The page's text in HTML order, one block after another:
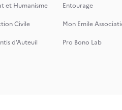
et Humanisme
Entourage
Civile
Mon Emile
d’Auteuil
Pro Bono Lab